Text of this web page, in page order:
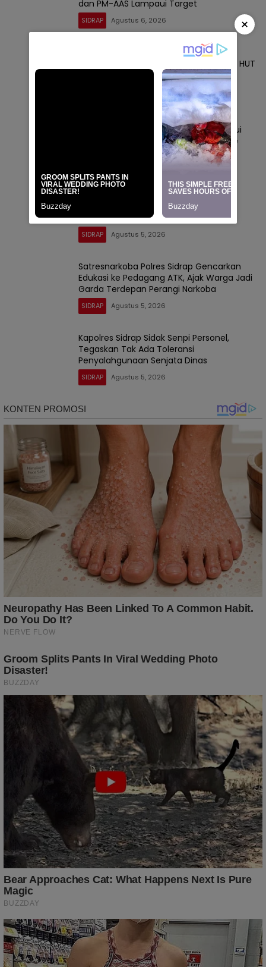
dan PM-AAS Lampaui Target
SIDRAP Agustus 6, 2026
Setetes Darah Sejuta Harapan, Rutan
Sidrap Gelar Donor Darah Semarakkan HUT
Ke-81 Kemerdekaan RI
Panen Perdana PM-AAS Sidrap Lampaui
Target, Hasil Capai 11,2 Ton per Hektare
Agustus 6, 2026
Kapolres Sidrap AKBP Indra Waspada
Sowan ke Wakil Bupati, Perkuat Sinergi
Jaga Kamtibmas dan Dukung
Pembangunan
SIDRAP Agustus 5, 2026
Satresnarkoba Polres Sidrap Gencarkan
Edukasi ke Pedagang ATK, Ajak Warga Jadi
Garda Terdepan Perangi Narkoba
SIDRAP Agustus 5, 2026
Kapolres Sidrap Sidak Senpi Personel,
Tegaskan Tak Ada Toleransi
Penyalahgunaan Senjata Dinas
SIDRAP Agustus 5, 2026
×